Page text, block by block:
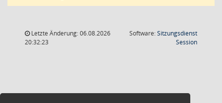
Letzte Änderung: 06.08.2026
20:32:23
Software:Sitzungsdienst
Session(Wird in